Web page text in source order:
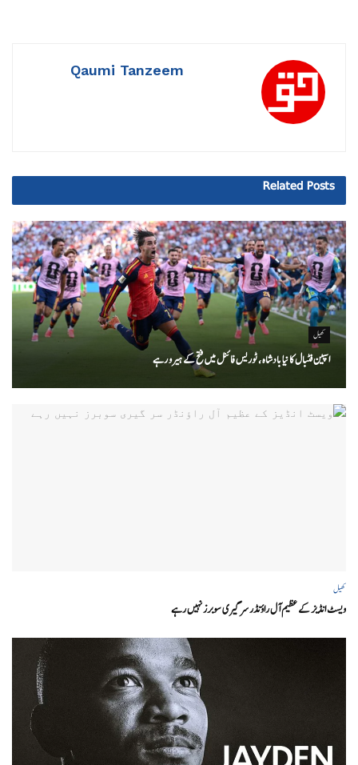
Qaumi Tanzeem
Related Posts
کھیل
اسپین فٹبال کا نیا بادشاہ ، ٹوریس فائنل میں فتح کے ہیرو رہے
کھیل
ویسٹ انڈیز کے عظیم آل راؤنڈر سر گیری سوبرز نہیں رہے